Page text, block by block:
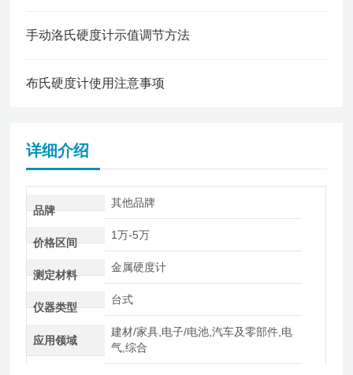
手动洛氏硬度计示值调节方法
布氏硬度计使用注意事项
详细介绍
品牌
其他品牌
价格区间
1万-5万
测定材料
金属硬度计
仪器类型
台式
应用领域
建材/家具,电子/电池,汽车及零部件,电
气,综合